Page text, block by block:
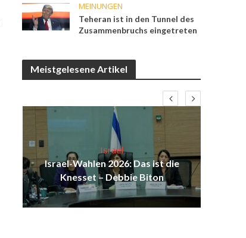
MEINUNGEN
Teheran ist in den Tunnel des
Zusammenbruchs eingetreten
Meistgelesene Artikel
Israel
Israel-Wahlen 2026: Das ist die
Knesset – Debbie Biton